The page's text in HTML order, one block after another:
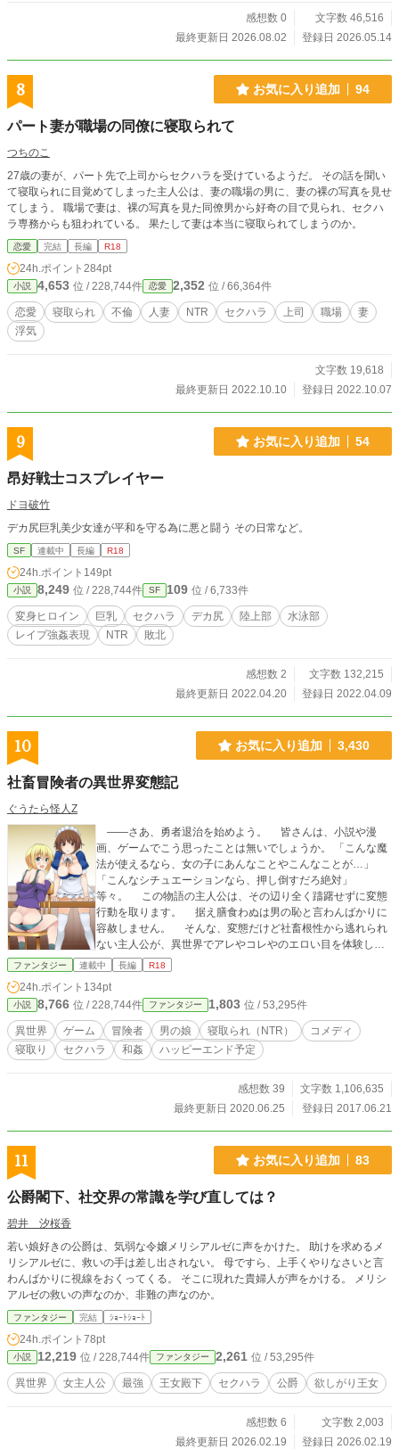
感想数 0
文字数 46,516
最終更新日 2026.08.02
登録日 2026.05.14
8 お気に入り追加 94
パート妻が職場の同僚に寝取られて
つちのこ
27歳の妻が、パート先で上司からセクハラを受けているようだ。 その話を聞い
て寝取られに目覚めてしまった主人公は、妻の職場の男に、妻の裸の写真を見せ
てしまう。 職場で妻は、裸の写真を見た同僚男から好奇の目で見られ、セクハ
ラ専務からも狙われている。 果たして妻は本当に寝取られてしまうのか。
恋愛 完結 長編 R18
24h.ポイント 284pt
小説 4,653 位 / 228,744件 恋愛 2,352 位 / 66,364件
恋愛 寝取られ 不倫 人妻 NTR セクハラ 上司 職場
妻
浮気
文字数 19,618
最終更新日 2022.10.10
登録日 2022.10.07
9 お気に入り追加 54
昂好戦士コスプレイヤー
ドヨ破竹
デカ尻巨乳美少女達が平和を守る為に悪と闘う その日常など。
SF 連載中 長編 R18
24h.ポイント 149pt
小説 8,249 位 / 228,744件 SF 109 位 / 6,733件
変身ヒロイン 巨乳 セクハラ デカ尻 陸上部
水泳部
レイプ強姦表現
NTR 敗北
感想数 2
文字数 132,215
最終更新日 2022.04.20
登録日 2022.04.09
10 お気に入り追加 3,430
社畜冒険者の異世界変態記
ぐうたら怪人Z
――さあ、勇者退治を始めよう。 皆さんは、小説や漫
画、ゲームでこう思ったことは無いでしょうか。 「こんな魔
法が使えるなら、女の子にあんなことやこんなことが…」
「こんなシチュエーションなら、押し倒すだろ絶対」
等々。 この物語の主人公は、その辺り全く躊躇せずに変態
行動を取ります。 据え膳食わぬは男の恥と言わんばかりに
容赦しません。 そんな、変態だけど社畜根性から逃れられ
ない主人公が、異世界でアレやコレやのエロい目を体験して
いく物語です。 ※注意 主人公を含め登場人物（男）はダメ
寝取り・寝取られに類する行為も行われ、男×男の娘な絡みも
描写されてます。 以上のことに不快感を持たれる方は、お
読みにならない方が良いかと思われます。 特に寝取られに
関しまして、その要素があると思われる話には「！」を話数
の後に付けておりますので、参考にして下さい。 ただし、
寝取られに該当しない話にも「！」が付けられている可能性
ファンタジー 連載中 長編 R18
24h.ポイント 134pt
小説 8,766 位 / 228,744件 ファンタジー 1,803 位 / 53,295件
異世界 ゲーム 冒険者 男の娘 寝取られ（NTR）
コメディ
寝取り
セクハラ 和姦 ハッピーエンド予定
感想数 39
文字数 1,106,635
最終更新日 2020.06.25
登録日 2017.06.21
11 お気に入り追加 83
公爵閣下、社交界の常識を学び直しては？
碧井 汐桜香
若い娘好きの公爵は、気弱な令嬢メリシアルゼに声をかけた。 助けを求めるメ
リシアルゼに、救いの手は差し出されない。 母ですら、上手くやりなさいと言
わんばかりに視線をおくってくる。 そこに現れた貴婦人が声をかける。 メリシ
アルゼの救いの声なのか、非難の声なのか。
ファンタジー 完結 ｼｮｰﾄｼｮｰﾄ
24h.ポイント 78pt
小説 12,219 位 / 228,744件 ファンタジー 2,261 位 / 53,295件
異世界 女主人公 最強 王女殿下 セクハラ 公爵 欲しがり王女
感想数 6
文字数 2,003
最終更新日 2026.02.19
登録日 2026.02.19